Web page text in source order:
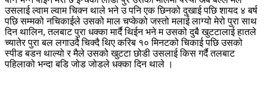
उसलाई ल्वाम ल्वाम चिक्न थाले भने उ पनि एक छिनको दुखाई पछि शायद ४ बर्ष
पछि सम्मको नचिकाईले उसको माल चप्केको जस्तो मलाई लाग्यो मेरो पुरा साथ
दिन थालिन, तलबाट पुरा धक्का मार्दै थिईन भने म उसको दुबै खुटटालाई हातले
च्यातेर पुरा बल लगाउदै चिक्दै थिए करिब १० मिनटको चिकाई पछि उसको
स्पीड बडन थाल्यो र मैले उसको खुटटा छोडी उसलाई किस गर्दै तलबाट
पहिलाको भन्दा बडि जोड जोडले धक्का दिन थाले ।